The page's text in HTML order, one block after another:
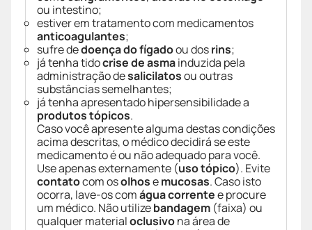
ou intestino;
estiver em tratamento com medicamentos
anticoagulantes;
sufre dedoença do fígadoou dosrins;
já tenha tidocrise de asmainduzida pela
administração desalicilatosou outras
substâncias semelhantes;
já tenha apresentado hipersensibilidade a
produtos tópicos.
Caso você apresente alguma destas condições
acima descritas, o médico decidirá se este
medicamento é ou não adequado para você.
Use apenas externamente (uso tópico). Evite
contatocom osolhosemucosas. Caso isto
ocorra, lave-os comágua correntee procure
um médico. Não utilizebandagem (faixa) ou
qualquer materialoclusivona área de